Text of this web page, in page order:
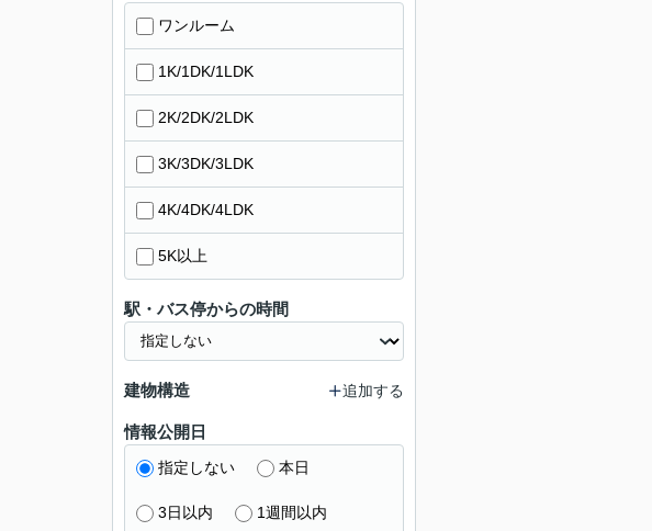
ワンルーム
1K/1DK/1LDK
2K/2DK/2LDK
3K/3DK/3LDK
4K/4DK/4LDK
5K以上
駅・バス停からの時間
建物構造 追加する
情報公開日
指定しない 本日
3日以内 1週間以内